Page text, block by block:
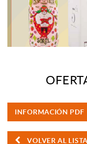
INFORMACIÓN PDF
VOLVER AL